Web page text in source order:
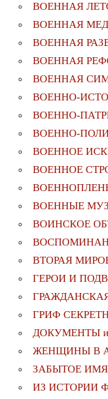
ВОЕННАЯ
ВОЕННАЯ
ВОЕННАЯ
ВОЕННАЯ
ВОЕННАЯ
ВОЕННО-
ВОЕННО-
ВОЕННО-
ВОЕННОЕ
ВОЕННОЕ
ВОЕННЫЕ
ВОИНСКОЕ
ВТОРАЯ
ГЕРОИ И
ГРИФ
ДОКУМЕНТЫ
ЖЕНЩИНЫ В
ЗАБЫТОЕ ИМЯ
ИЗ ИСТОРИИ